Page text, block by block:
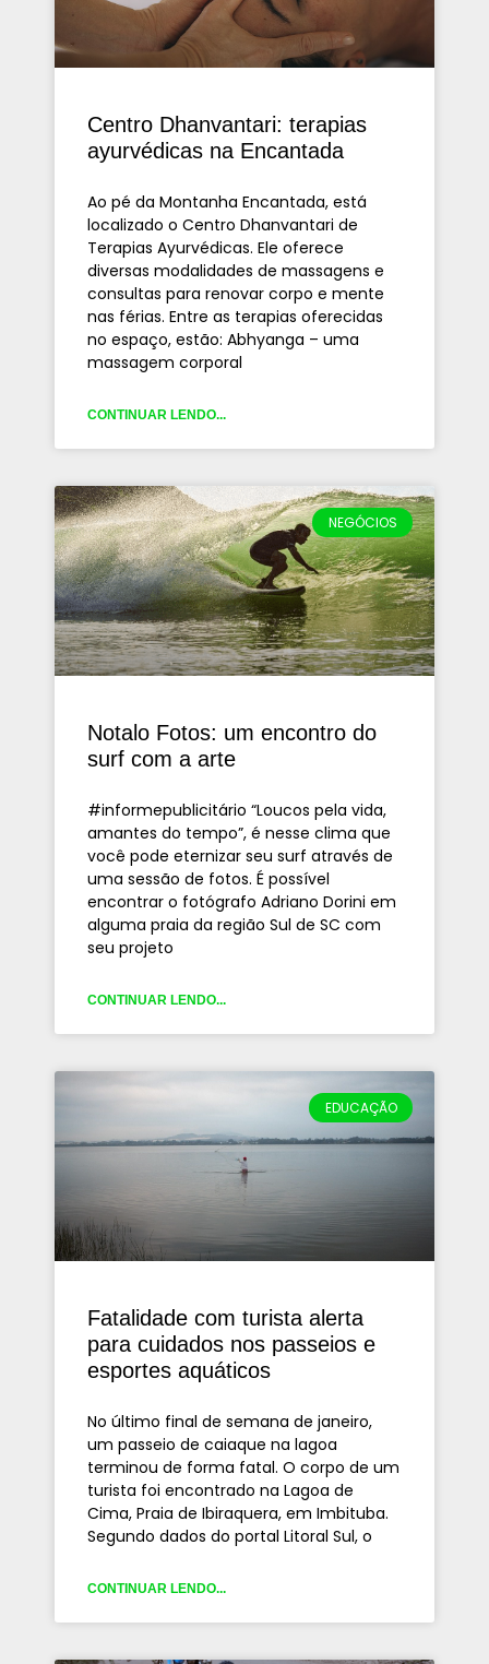
Centro Dhanvantari: terapias
ayurvédicas na Encantada
Ao pé da Montanha Encantada, está
localizado o Centro Dhanvantari de
Terapias Ayurvédicas. Ele oferece
diversas modalidades de massagens e
consultas para renovar corpo e mente
nas férias. Entre as terapias oferecidas
no espaço, estão: Abhyanga – uma
massagem corporal
CONTINUAR LENDO...
NEGÓCIOS
Notalo Fotos: um encontro do
surf com a arte
#informepublicitário “Loucos pela vida,
amantes do tempo”, é nesse clima que
você pode eternizar seu surf através de
uma sessão de fotos. É possível
encontrar o fotógrafo Adriano Dorini em
alguma praia da região Sul de SC com
seu projeto
CONTINUAR LENDO...
EDUCAÇÃO
Fatalidade com turista alerta
para cuidados nos passeios e
esportes aquáticos
No último final de semana de janeiro,
um passeio de caiaque na lagoa
terminou de forma fatal. O corpo de um
turista foi encontrado na Lagoa de
Cima, Praia de Ibiraquera, em Imbituba.
Segundo dados do portal Litoral Sul, o
CONTINUAR LENDO...